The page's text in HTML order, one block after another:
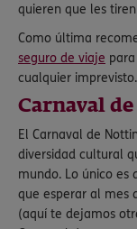
quieren que les
Como última
seguro de viaje
cualquier imprevisto.
Carnaval
El Carnaval de
diversidad cultural
mundo. Lo único es
que esperar al mes
(aquí te dejamos